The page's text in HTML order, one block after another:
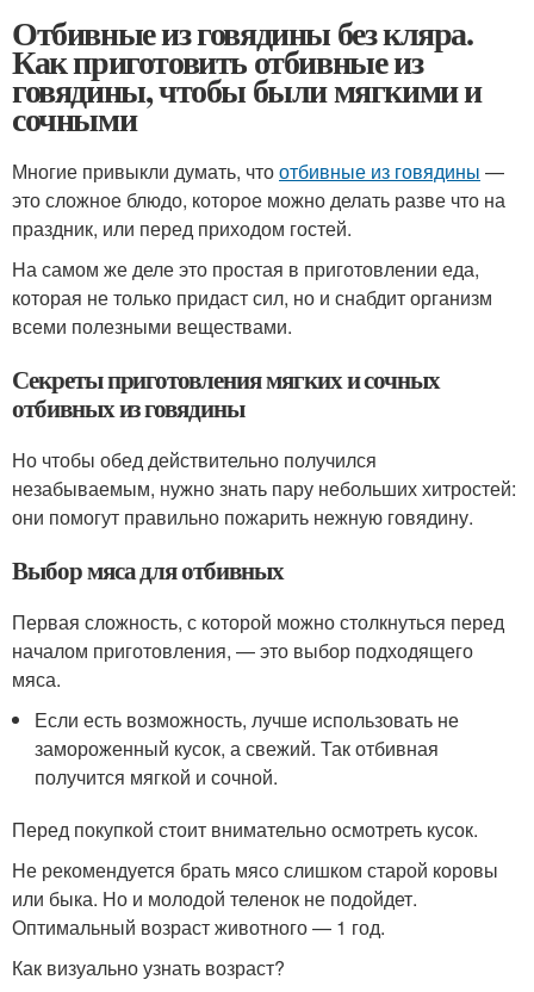
Отбивные из говядины без кляра.
Как приготовить отбивные из
говядины, чтобы были мягкими и
сочными
Многие привыкли думать, чтоотбивные из говядины —
это сложное блюдо, которое можно делать разве что на
праздник, или перед приходом гостей.
На самом же деле это простая в приготовлении еда,
которая не только придаст сил, но и снабдит организм
всеми полезными веществами.
Секреты приготовления мягких и сочных
отбивных из говядины
Но чтобы обед действительно получился
незабываемым, нужно знать пару небольших хитростей:
они помогут правильно пожарить нежную говядину.
Выбор мяса для отбивных
Первая сложность, с которой можно столкнуться перед
началом приготовления, — это выбор подходящего
мяса.
Если есть возможность, лучше использовать не
замороженный кусок, а свежий. Так отбивная
получится мягкой и сочной.
Перед покупкой стоит внимательно осмотреть кусок.
Не рекомендуется брать мясо слишком старой коровы
или быка. Но и молодой теленок не подойдет.
Оптимальный возраст животного — 1 год.
Как визуально узнать возраст?